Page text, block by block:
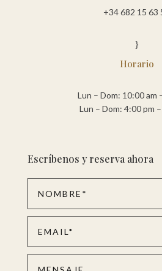
+34 682 15 63
}
Horario
Lun – Dom: 10:00 am
Lun – Dom: 4:00 pm
Escríbenos y reserva ahora